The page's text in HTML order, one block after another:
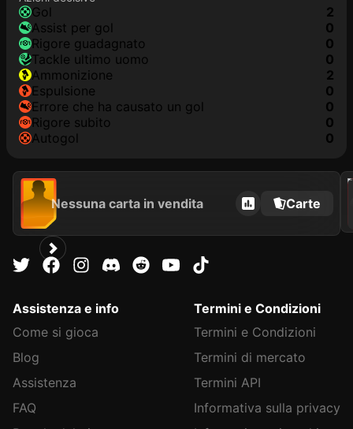
Gol
2
Assist per gol
0
Rigore guadagnato
0
Tackle ultimo uomo
0
Ammonizione
2
Espulsione
0
Errore che ha causato un gol
0
Rigore subito
0
Autogol
0
Nessuna carta in vendita Carte
2022
Assistenza e info
Come si gioca
Blog
Assistenza
FAQ
Termini e Condizioni
Termini e Condizioni
Termini di mercato
Termini API
Informativa sulla privacy